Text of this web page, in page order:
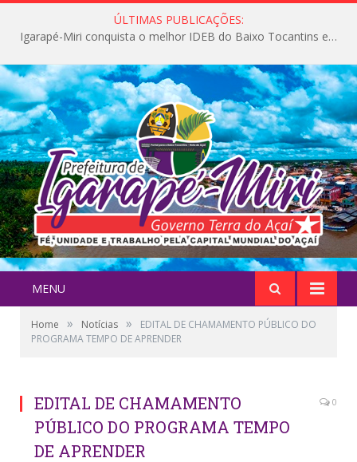
ÚLTIMAS PUBLICAÇÕES:
Igarapé-Miri conquista o melhor IDEB do Baixo Tocantins e avança na qualidade da educação pública
MENU
Home » Notícias »
EDITAL DE CHAMAMENTO PÚBLICO DO
PROGRAMA TEMPO DE APRENDER
EDITAL DE CHAMAMENTO
PÚBLICO DO PROGRAMA TEMPO
DE APRENDER
0